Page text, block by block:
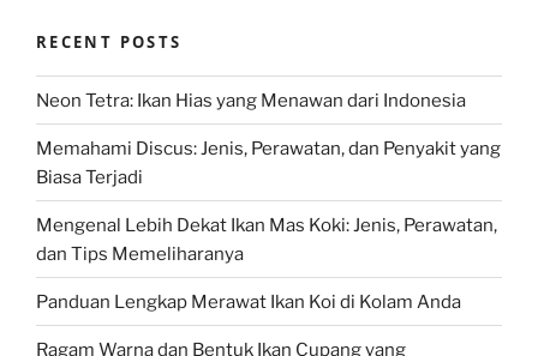
RECENT POSTS
Neon Tetra: Ikan Hias yang Menawan dari Indonesia
Memahami Discus: Jenis, Perawatan, dan Penyakit yang
Biasa Terjadi
Mengenal Lebih Dekat Ikan Mas Koki: Jenis, Perawatan,
dan Tips Memeliharanya
Panduan Lengkap Merawat Ikan Koi di Kolam Anda
Ragam Warna dan Bentuk Ikan Cupang yang